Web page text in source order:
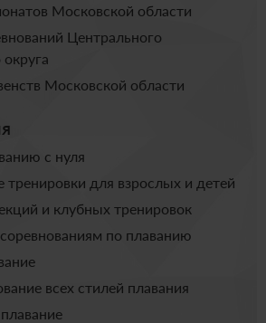
Московской области
Центрального
Московской области
с нуля
тренировки для взрослых и детей
и клубных тренировок
по плаванию
всех стилей плавания